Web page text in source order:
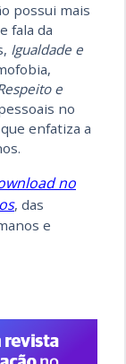
possui mais
fala da
Igualdade e
e
no
enfatiza a
no
, das
e